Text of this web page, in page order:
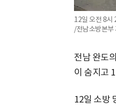
12일 오전 8시
/전남소방본부
전남 완도
이 숨지고
12일 소방